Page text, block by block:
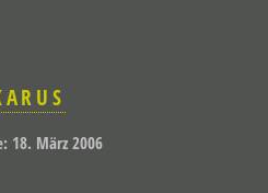
18. März 2006